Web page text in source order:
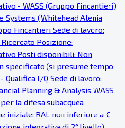
- WASS (Gruppo Fincantieri)
Systems (Whitehead Alenia
Fincantieri Sede di lavoro:
Posizione:
Posti disponibili: Non
specificato (si presume tempo
I/Q Sede di lavoro:
Planning & Analysis WASS
la difesa subacquea
iniziale: RAL non inferiore a €
integrativa di 2° livello),